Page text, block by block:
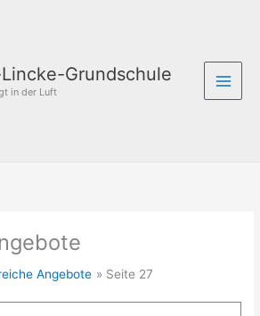
Grundschule
in der Luft
Angebote Seite 27